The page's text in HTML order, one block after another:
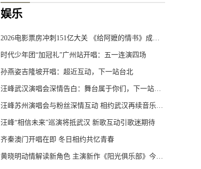
娱乐
2026电影票房冲刺151亿大关 《给阿嬷的情书》成黑马破10亿
时代少年团“加冠礼”广州站开唱：五一连演四场
孙燕姿吉隆坡开唱：超近互动，下一站台北
汪峰武汉演唱会深情告白：舞台属于你们，下一站宁波见
汪峰苏州演唱会与粉丝深情互动 相约武汉再续音乐之约
汪峰“相信未来”巡演将抵武汉 新歌互动引歌迷期待
齐秦澳门开唱在即 冬日相约共忆青春
黄晓明动情解读新角色 主演新作《阳光俱乐部》今日温暖上映